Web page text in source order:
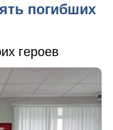
погибших
героев